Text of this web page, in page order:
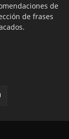
de
de frases